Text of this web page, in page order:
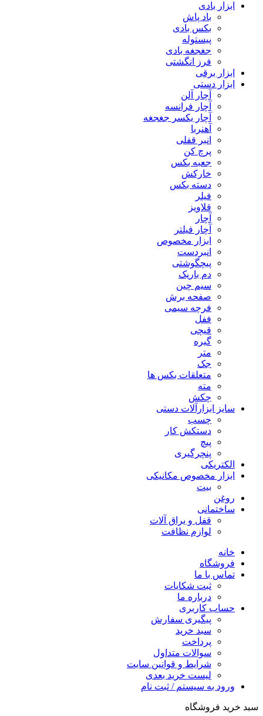
ابزار بادی
باد پاش
بکس بادی
پیستوله
جغجغه بادی
فرز انگشتی
ابزار برقی
ابزار دستی
آچار آلن
آچار فرانسه
آچار یکسر جغجغه
آهنربا
انبر قفلی
پرچ کن
جعبه بکس
خارکش
دسته بکس
فیلر
قلاویز
آچار
آچار فیلتر
ابزار مخصوص
انبردست
پیچگوشتی
دم باریک
سیم چین
صفحه برش
فرچه سیمی
ففل
قیچی
گیره
متر
جک
متعلقات بکس ها
مته
چکش
سایز ابزارآلات دستی
چسب
دستکش کار
پیچ
پنچرگیری
الکتریکی
ابزار مخصوص مکانیکی
بیت
روغن
ساختمانی
قفل و یراق آلات
لوازم نظافت
خانه
فروشگاه
تماس با ما
ثبت شکایات
درباره ما
حساب کاربری
پیگیری سفارش
سبد خرید
پرداخت
سوالات متداول
شرایط و قوانین سایت
لیست خرید بعدی
ورود به سیستم / ثبت نام
سبد خرید فروشگاه